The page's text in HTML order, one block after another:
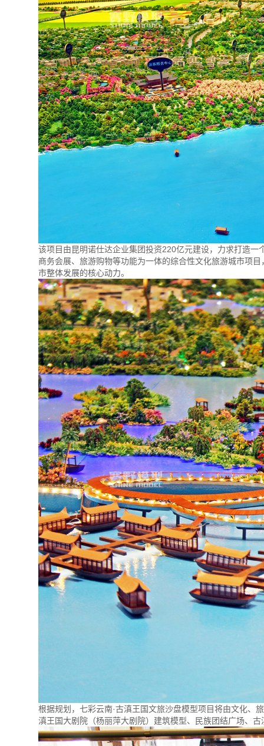
该项目由昆明诺仕达企业集团投资220亿元建设，力求打造
商务会展、旅游购物等功能为一体的综合性文化旅游城市项
市整体发展的核心动力。
根据规划，七彩云南·古滇王国文旅沙盘模型项目将由文化、
滇王国大剧院（杨丽萍大剧院）建筑模型、民族团结广场、